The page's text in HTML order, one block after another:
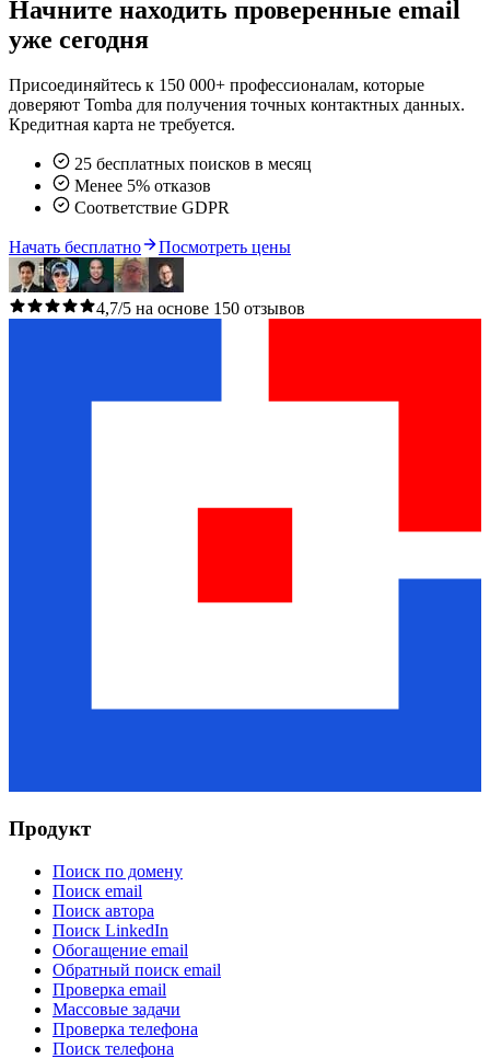
Начните находить проверенные email
уже сегодня
Присоединяйтесь к 150 000+ профессионалам, которые
доверяют Tomba для получения точных контактных данных.
Кредитная карта не требуется.
25 бесплатных поисков в месяц
Менее 5% отказов
Соответствие GDPR
Начать бесплатно Посмотреть цены
4,7/5 на основе 150 отзывов
Продукт
Поиск по домену
Поиск email
Поиск автора
Поиск LinkedIn
Обогащение email
Обратный поиск email
Проверка email
Массовые задачи
Проверка телефона
Поиск телефона